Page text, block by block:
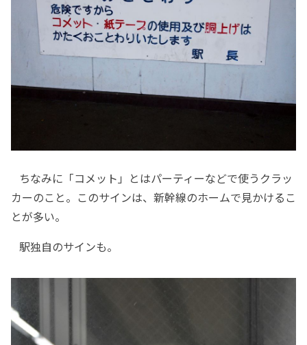
ちなみに「コメット」とはパーティーなどで使うクラッ
カーのこと。このサインは、新幹線のホームで見かけるこ
とが多い。
駅独自のサインも。